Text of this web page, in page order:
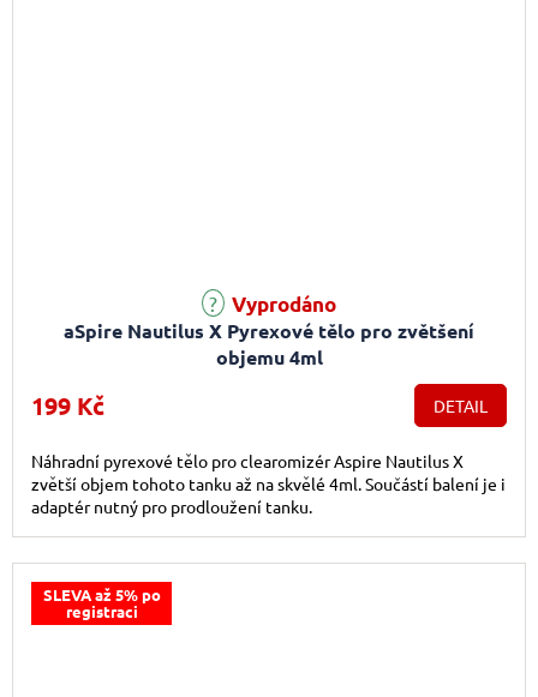
aSpire Nautilus X Pyrexové tělo pro zvětšení
objemu 4ml
Průměrné hodnocení produktu je 5,0 z 5 hvězdiček.
Vyprodáno
199 Kč DETAIL
Náhradní pyrexové tělo pro clearomizér Aspire Nautilus X
zvětší objem tohoto tanku až na skvělé 4ml. Součástí balení je i
adaptér nutný pro prodloužení tanku.
SLEVA až 5% po
registraci